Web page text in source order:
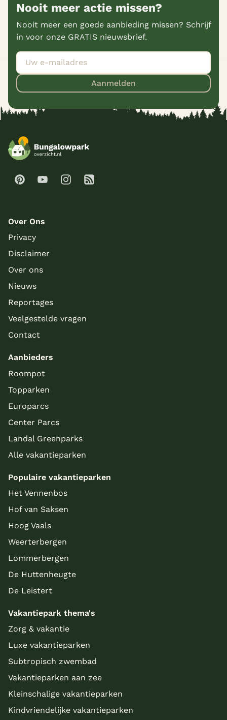
Nooit meer actie missen?
Nooit meer een goede aanbieding missen? Schrijf
in voor onze GRATIS nieuwsbrief.
Aanmelden
Over Ons
Privacy
Disclaimer
Over ons
Nieuws
Reportages
Veelgestelde vragen
Contact
Aanbieders
Roompot
Topparken
Europarcs
Center Parcs
Landal Greenparks
Alle vakantieparken
Populaire vakantieparken
Het Vennenbos
Hof van Saksen
Hoog Vaals
Weerterbergen
Lommerbergen
De Huttenheugte
De Leistert
Vakantiepark thema's
Zorg & vakantie
Luxe vakantieparken
Subtropisch zwembad
Vakantieparken aan zee
Kleinschalige vakantieparken
Kindvriendelijke vakantieparken